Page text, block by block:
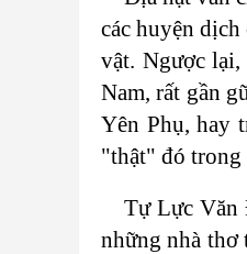
các huyện
vật. Ngược
Nam, rất gần
Yên Phụ, hay
"thật" đó trong
Tự Lực Văn
những nhà thơ